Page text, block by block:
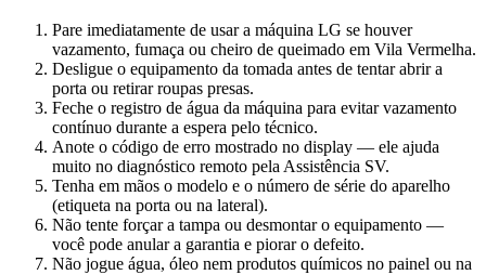
Pare imediatamente de usar a máquina LG se houver
vazamento, fumaça ou cheiro de queimado em Vila Vermelha.
Desligue o equipamento da tomada antes de tentar abrir a
porta ou retirar roupas presas.
Feche o registro de água da máquina para evitar vazamento
contínuo durante a espera pelo técnico.
Anote o código de erro mostrado no display — ele ajuda
muito no diagnóstico remoto pela Assistência SV.
Tenha em mãos o modelo e o número de série do aparelho
(etiqueta na porta ou na lateral).
Não tente forçar a tampa ou desmontar o equipamento —
você pode anular a garantia e piorar o defeito.
Não jogue água, óleo nem produtos químicos no painel ou na